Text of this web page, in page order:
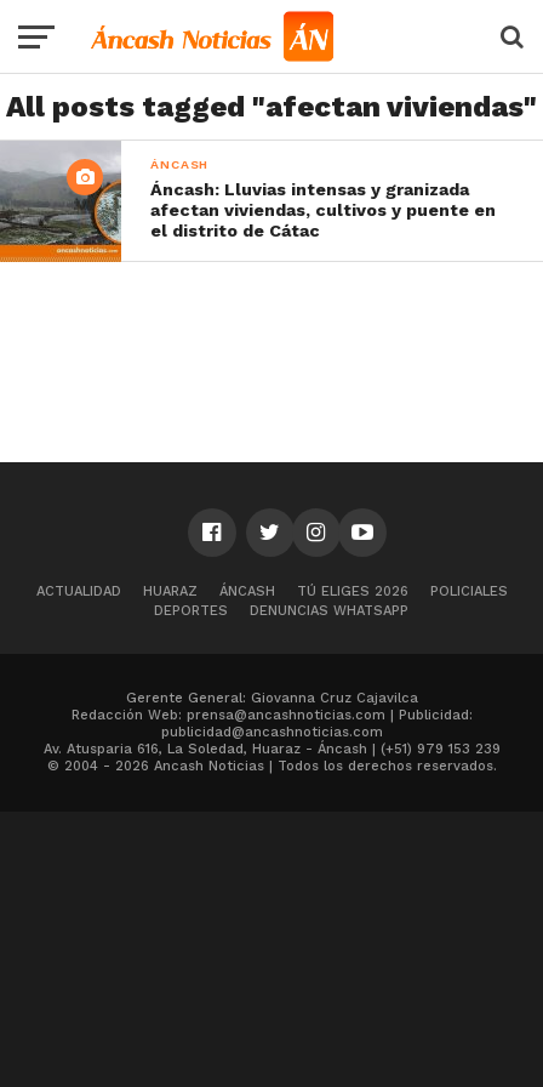
All posts tagged "afectan viviendas"
ÁNCASH
Áncash: Lluvias intensas y granizada
afectan viviendas, cultivos y puente en
el distrito de Cátac
ACTUALIDAD HUARAZ ÁNCASH TÚ ELIGES 2026
POLICIALES
DEPORTES
DENUNCIAS WHATSAPP
Gerente General: Giovanna Cruz Cajavilca
Redacción Web: prensa@ancashnoticias.com | Publicidad:
publicidad@ancashnoticias.com
Av. Atusparia 616, La Soledad, Huaraz - Áncash | (+51) 979 153 239
© 2004 - 2026 Ancash Noticias | Todos los derechos reservados.